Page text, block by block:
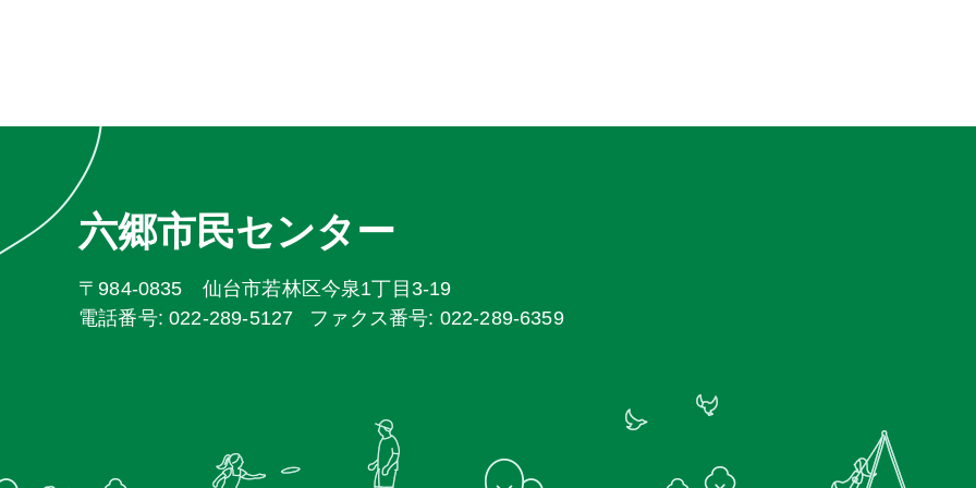
六郷市民センター
〒984-0835 仙台市若林区今泉1丁目3-19
電話番号: 022-289-5127
ファクス番号: 022-289-6359